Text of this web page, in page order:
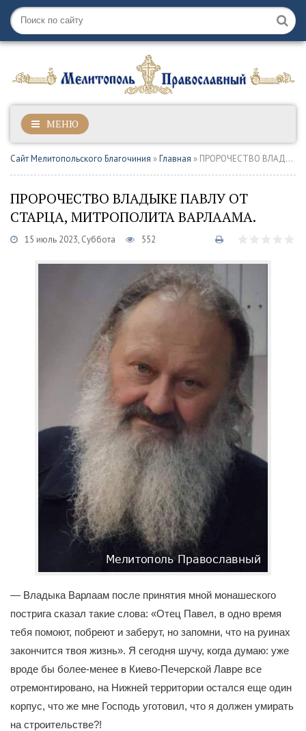
МЕНЮ
Сайт Мелитопольского Благочиния »Главная » ПРОРОЧЕСТВО ВЛАДЫКЕ ПАВЛУ ОТ СТАРЦА, МИТРОПОЛИТА ВАРЛААМА.
ПРОРОЧЕСТВО ВЛАДЫКЕ ПАВЛУ ОТ
СТАРЦА, МИТРОПОЛИТА ВАРЛААМА.
15 июль 2023, Суббота 552
— Владыка Варлаам после принятия мной монашеского
пострига сказал такие слова: «Отец Павел, в одно время
тебя помоют, побреют и заберут, но запомни, что на руинах
закончится твоя жизнь». Я сегодня шучу, когда думаю: уже
вроде бы более-менее в Киево-Печерской Лавре все
отремонтировано, на Нижней территории остался еще один
корпус, что же мне Господь уготовил, что я должен умирать
на строительстве?!